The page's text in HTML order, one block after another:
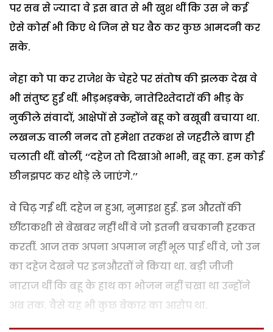
पर सब से ज्यादा वे इस बात से भी खुश थीं कि उस ने कई
ऐसे कोर्स भी किए थे जिन से घर बैठ कर कुछ आमदनी कर
सके.
नेहा को पा कर राजेश के चेहरे पर संतोष की झलक देख वे
भी संतुष्ट हुई थीं. भीड़भड़क्के, नातेरिश्तेदारों की भीड़ के
नुकीले संवादों, आक्षेपों से उन्होंने बहू को बखूबी बचाया था.
लखनऊ वाली ननद तो हमेशा तरकश से जहरीले बाण ही
चलाती थीं. बोलीं, ‘‘दहेज तो दिखाओ भाभी, बहू का. हम कोई
छीनझपट कर थोड़े ले जाएंगे.’’
वे चिढ़ गई थीं. दहेज न हुआ, नुमाइश हुई. इन औरतों की
छींटाकशी से बेखबर नहीं थीं वे जो इतनी बचकानी हरकत
करतीं. आज तक अपना अपमान नहीं भूल पाई थीं वे, जो उन
का दहेज देखने पर इनऔरतों ने किया था. बड़ी जीजी
नाराज थीं कि बहू के हाथ का भोजन नहीं चखा था उन्होंने
अब तक. वैसे यह भी कुछ बेकार का आरोप था.